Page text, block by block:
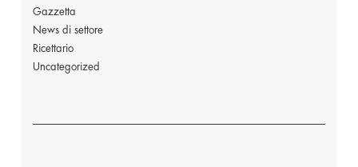
Gazzetta
News di settore
Ricettario
Uncategorized